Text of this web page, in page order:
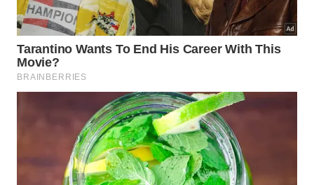
O ideal é enxaguar, espremer, salgar e deixar
em suporte seco.